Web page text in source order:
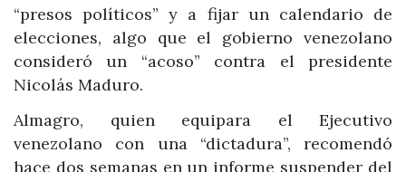
“presos políticos” y a fijar un calendario de
elecciones, algo que el gobierno venezolano
consideró un “acoso” contra el presidente
Nicolás Maduro.
Almagro, quien equipara el Ejecutivo
venezolano con una “dictadura”, recomendó
hace dos semanas en un informe suspender del